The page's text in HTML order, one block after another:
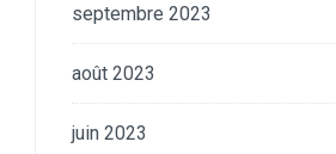
septembre 2023
août 2023
juin 2023